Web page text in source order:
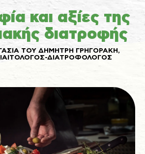
και αξίες της
διατροφής
ΤΟΥ ΔΗΜΗΤΡΗ ΓΡΗΓΟΡΑΚΗ,
ΔΙΑΤΡΟΦΟΛΟΓΟΣ
Αταξινόμητα 1
από τους δικτυακούς τόπους για να
την εμπειρία του χρήστη πιο αποτελεσματική.
αναφέρει ότι μπορούμε να αποθηκεύσουμε
στη συσκευή σας, εφόσον είναι απολύτως
για τη λειτουργία αυτής της ιστοσελίδας.
τους άλλους τύπους cookies χρειαζόμαστε
σας.